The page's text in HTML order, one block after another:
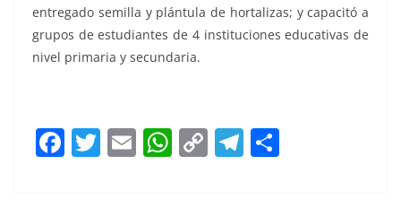
entregado semilla y plántula de hortalizas; y capacitó a
grupos de estudiantes de 4 instituciones educativas de
nivel primaria y secundaria.
F T E W C T